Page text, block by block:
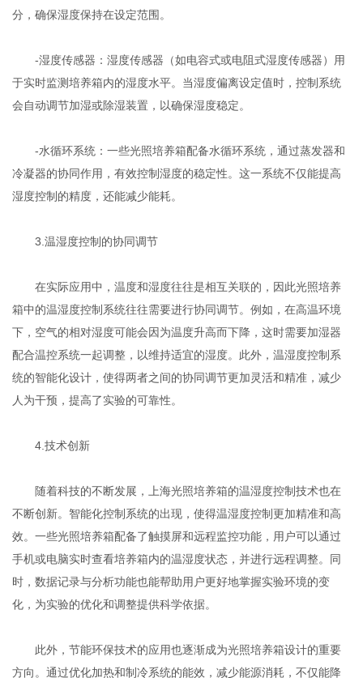
分，确保湿度保持在设定范围。
-湿度传感器：湿度传感器（如电容式或电阻式湿度传感器）用
于实时监测培养箱内的湿度水平。当湿度偏离设定值时，控制系统
会自动调节加湿或除湿装置，以确保湿度稳定。
-水循环系统：一些光照培养箱配备水循环系统，通过蒸发器和
冷凝器的协同作用，有效控制湿度的稳定性。这一系统不仅能提高
湿度控制的精度，还能减少能耗。
3.温湿度控制的协同调节
在实际应用中，温度和湿度往往是相互关联的，因此光照培养
箱中的温湿度控制系统往往需要进行协同调节。例如，在高温环境
下，空气的相对湿度可能会因为温度升高而下降，这时需要加湿器
配合温控系统一起调整，以维持适宜的湿度。此外，温湿度控制系
统的智能化设计，使得两者之间的协同调节更加灵活和精准，减少
人为干预，提高了实验的可靠性。
4.技术创新
随着科技的不断发展，上海光照培养箱的温湿度控制技术也在
不断创新。智能化控制系统的出现，使得温湿度控制更加精准和高
效。一些光照培养箱配备了触摸屏和远程监控功能，用户可以通过
手机或电脑实时查看培养箱内的温湿度状态，并进行远程调整。同
时，数据记录与分析功能也能帮助用户更好地掌握实验环境的变
化，为实验的优化和调整提供科学依据。
此外，节能环保技术的应用也逐渐成为光照培养箱设计的重要
方向。通过优化加热和制冷系统的能效，减少能源消耗，不仅能降